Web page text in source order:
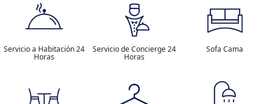
Servicio a Habitación 24
Horas
Servicio de Concierge 24
Horas
Sofa Cama